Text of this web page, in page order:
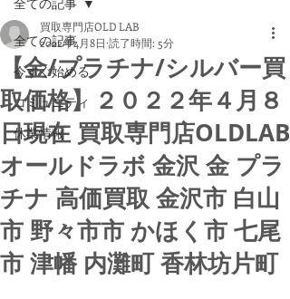
全ての記事
今すぐ始める
コミュニティ
休業情報
【金/プラチナ/シルバー買
取価格】２０２２年４月８
日現在 買取専門店OLDLAB
オールドラボ 金沢 金 プラ
チナ 高価買取 金沢市 白山
市 野々市市 かほく市 七尾
市 津幡 内灘町 香林坊片町
買取専門店OLD LAB
2022年4月8日 読了時間: 5分